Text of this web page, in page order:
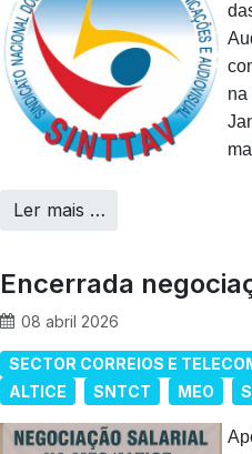
na
Ler mais …
Encerrada
08 abril 2026
SECTOR CORREIOS E
ALTICE
SNTCT MEO